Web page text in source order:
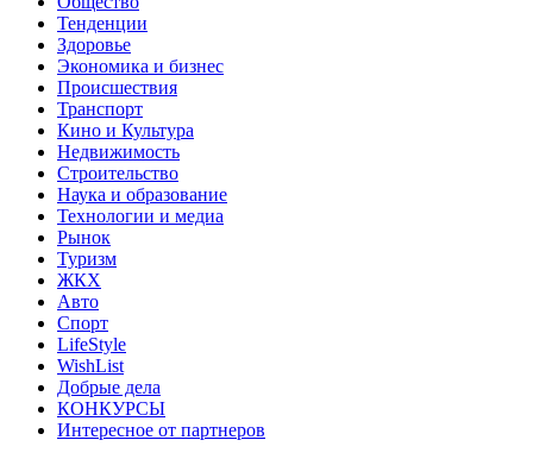
Тенденции
Здоровье
Экономика и бизнес
Происшествия
Транспорт
Кино и Культура
Недвижимость
Строительство
Наука и образование
Технологии и медиа
Рынок
Туризм
ЖКХ
Авто
Спорт
LifeStyle
WishList
Добрые дела
КОНКУРСЫ
Интересное от партнеров